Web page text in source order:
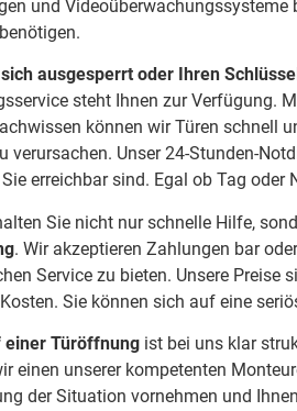
und Videoüberwachungssysteme
ausgesperrt oder Ihren
steht Ihnen zur Verfügung.
können wir Türen schnell
verursachen. Unser 24-Stunden-
erreichbar sind. Egal ob Tag oder
Sie nicht nur schnelle Hilfe,
. Wir akzeptieren Zahlungen bar
Service zu bieten. Unsere Preise
Sie können sich auf eine
einer Türöffnung ist bei uns klar
einen unserer kompetenten
der Situation vornehmen und